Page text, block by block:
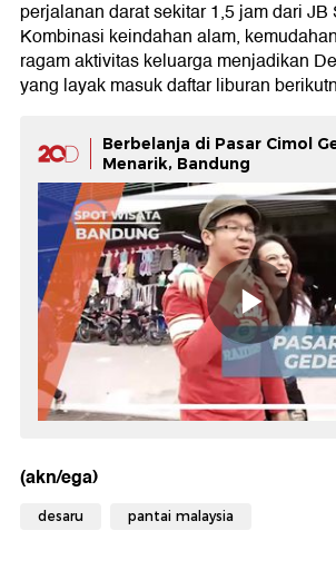
perjalanan darat sekitar 1,5 jam dari JB
Kombinasi keindahan alam,
ragam aktivitas keluarga menjadikan
yang layak masuk daftar liburan
Berbelanja di Pasar Cimol
Menarik, Bandung
(akn/ega)
desaru pantai malaysia